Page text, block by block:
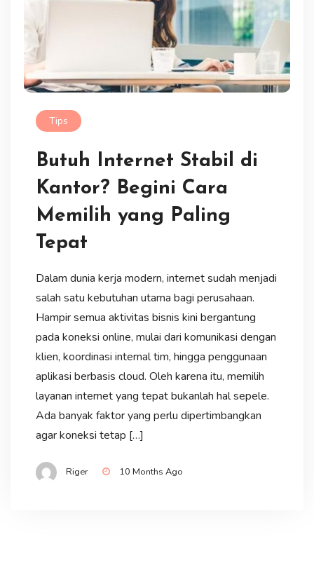
Tips
Butuh Internet Stabil di
Kantor? Begini Cara
Memilih yang Paling
Tepat
Dalam dunia kerja modern, internet sudah menjadi
salah satu kebutuhan utama bagi perusahaan.
Hampir semua aktivitas bisnis kini bergantung
pada koneksi online, mulai dari komunikasi dengan
klien, koordinasi internal tim, hingga penggunaan
aplikasi berbasis cloud. Oleh karena itu, memilih
layanan internet yang tepat bukanlah hal sepele.
Ada banyak faktor yang perlu dipertimbangkan
agar koneksi tetap […]
Riger 10 Months Ago